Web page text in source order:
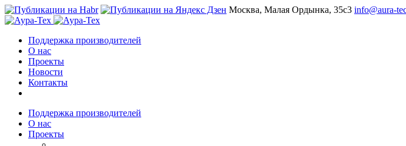
Москва, Малая Ордынка, 35с3 info@aura-
Поддержка производителей
О нас
Проекты
Новости
Контакты
Поддержка производителей
О нас
Проекты